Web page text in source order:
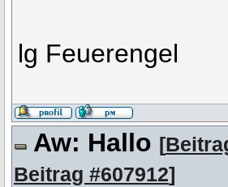
lg Feuerengel
Aw: Hallo [
Beitrag #607912]